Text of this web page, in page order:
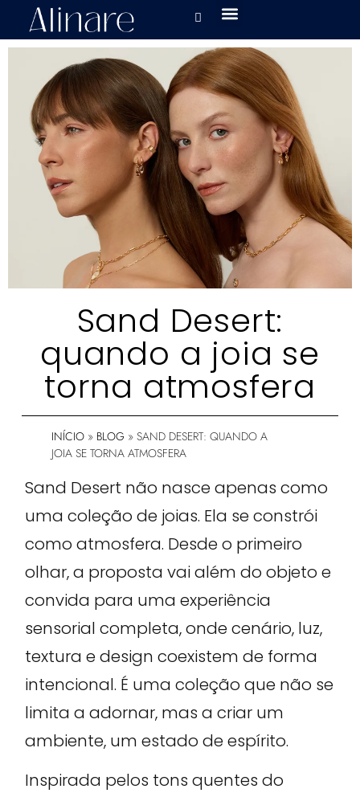
Sand Desert:
quando a joia se
torna atmosfera
INÍCIO » BLOG » SAND DESERT: QUANDO A
JOIA SE TORNA ATMOSFERA
Sand Desert não nasce apenas como
uma coleção de joias. Ela se constrói
como atmosfera. Desde o primeiro
olhar, a proposta vai além do objeto e
convida para uma experiência
sensorial completa, onde cenário, luz,
textura e design coexistem de forma
intencional. É uma coleção que não se
limita a adornar, mas a criar um
ambiente, um estado de espírito.
Inspirada pelos tons quentes do